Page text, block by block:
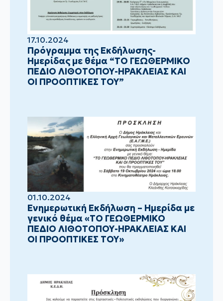
17.10.2024
Πρόγραμμα της Εκδήλωσης-
Ημερίδας με θέμα “ΤΟ ΓΕΩΘΕΡΜΙΚΟ
ΠΕΔΙΟ ΛΙΘΟΤΟΠΟΥ-ΗΡΑΚΛΕΙΑΣ ΚΑΙ
ΟΙ ΠΡΟΟΠΤΙΚΕΣ ΤΟΥ”
01.10.2024
Ενημερωτική Εκδήλωση – Ημερίδα με
γενικό θέμα «ΤΟ ΓΕΩΘΕΡΜΙΚΟ
ΠΕΔΙΟ ΛΙΘΟΤΟΠΟΥ-ΗΡΑΚΛΕΙΑΣ ΚΑΙ
ΟΙ ΠΡΟΟΠΤΙΚΕΣ ΤΟΥ»